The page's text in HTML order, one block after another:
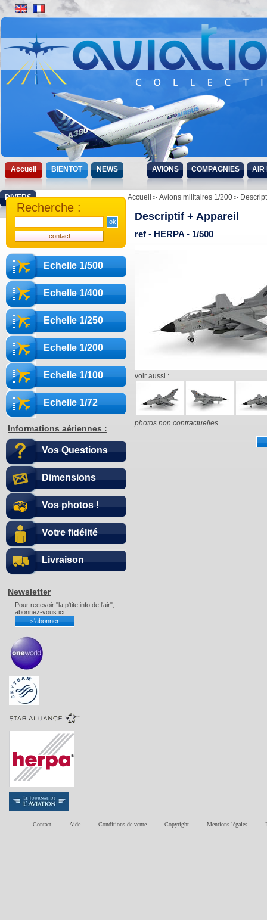
Accueil BIENTOT NEWS AVIONS COMPAGNIES AIR
DIVERS
Echelle 1/500
Echelle 1/400
Echelle 1/250
Echelle 1/200
Echelle 1/100
Echelle 1/72
Informations aériennes :
Vos Questions
Dimensions
Vos photos !
Votre fidélité
Livraison
Recherche :
Newsletter
Pour recevoir "la p'tite info de l'air",
abonnez-vous ici !
Accueil Avions militaires 1/200
Descriptif + Appareil
ref - HERPA - 1/500
voir aussi :
photos non contractuelles
Contact Aide Conditions de vente Copyright Mentions légales